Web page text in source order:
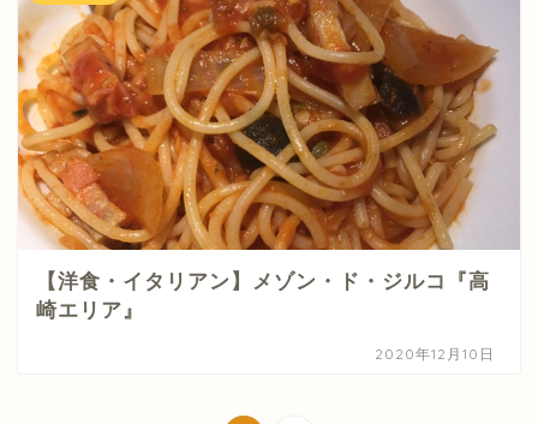
【洋食・イタリアン】メゾン・ド・ジルコ『高
崎エリア』
2020年12月10日